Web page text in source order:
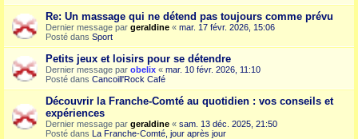
Re: Un massage qui ne détend pas toujours comme prévu
Dernier message par geraldine « mar. 17 févr. 2026, 15:06
Posté dans Sport
Petits jeux et loisirs pour se détendre
Dernier message par obelix « mar. 10 févr. 2026, 11:10
Posté dans Cancoill'Rock Café
Découvrir la Franche-Comté au quotidien : vos conseils et
expériences
Dernier message par geraldine « sam. 13 déc. 2025, 21:50
Posté dans La Franche-Comté, jour après jour